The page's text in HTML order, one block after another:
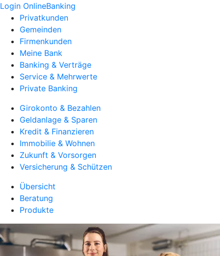
Login OnlineBanking
Privatkunden
Gemeinden
Firmenkunden
Meine Bank
Banking & Verträge
Service & Mehrwerte
Private Banking
Girokonto & Bezahlen
Geldanlage & Sparen
Kredit & Finanzieren
Immobilie & Wohnen
Zukunft & Vorsorgen
Versicherung & Schützen
Übersicht
Beratung
Produkte